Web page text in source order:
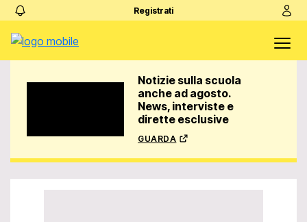
Registrati
Notizie sulla scuola
anche ad agosto.
News, interviste e
dirette esclusive
guarda